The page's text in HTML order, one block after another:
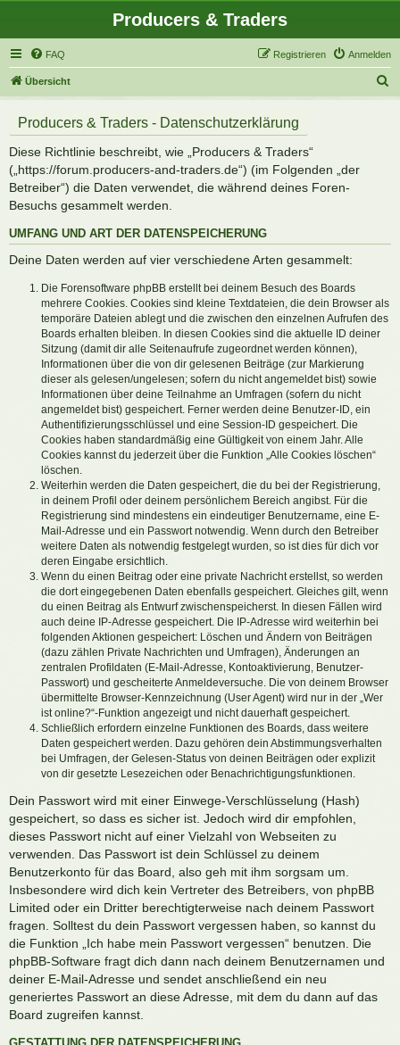
Producers & Traders
FAQ Anmelden
Registrieren
Übersicht
Producers & Traders - Datenschutzerklärung
Diese Richtlinie beschreibt, wie „Producers & Traders“
(„https://forum.producers-and-traders.de“) (im Folgenden „der
Betreiber“) die Daten verwendet, die während deines Foren-
Besuchs gesammelt werden.
UMFANG UND ART DER DATENSPEICHERUNG
Deine Daten werden auf vier verschiedene Arten gesammelt:
Die Forensoftware phpBB erstellt bei deinem Besuch des Boards
mehrere Cookies. Cookies sind kleine Textdateien, die dein Browser als
temporäre Dateien ablegt und die zwischen den einzelnen Aufrufen des
Boards erhalten bleiben. In diesen Cookies sind die aktuelle ID deiner
Sitzung (damit dir alle Seitenaufrufe zugeordnet werden können),
Informationen über die von dir gelesenen Beiträge (zur Markierung
dieser als gelesen/ungelesen; sofern du nicht angemeldet bist) sowie
Informationen über deine Teilnahme an Umfragen (sofern du nicht
angemeldet bist) gespeichert. Ferner werden deine Benutzer-ID, ein
Authentifizierungsschlüssel und eine Session-ID gespeichert. Die
Cookies haben standardmäßig eine Gültigkeit von einem Jahr. Alle
Cookies kannst du jederzeit über die Funktion „Alle Cookies löschen“
löschen.
Weiterhin werden die Daten gespeichert, die du bei der Registrierung,
in deinem Profil oder deinem persönlichem Bereich angibst. Für die
Registrierung sind mindestens ein eindeutiger Benutzername, eine E-
Mail-Adresse und ein Passwort notwendig. Wenn durch den Betreiber
weitere Daten als notwendig festgelegt wurden, so ist dies für dich vor
deren Eingabe ersichtlich.
Wenn du einen Beitrag oder eine private Nachricht erstellst, so werden
die dort eingegebenen Daten ebenfalls gespeichert. Gleiches gilt, wenn
du einen Beitrag als Entwurf zwischenspeicherst. In diesen Fällen wird
auch deine IP-Adresse gespeichert. Die IP-Adresse wird weiterhin bei
folgenden Aktionen gespeichert: Löschen und Ändern von Beiträgen
(dazu zählen Private Nachrichten und Umfragen), Änderungen an
zentralen Profildaten (E-Mail-Adresse, Kontoaktivierung, Benutzer-
Passwort) und gescheiterte Anmeldeversuche. Die von deinem Browser
übermittelte Browser-Kennzeichnung (User Agent) wird nur in der „Wer
ist online?“-Funktion angezeigt und nicht dauerhaft gespeichert.
Schließlich erfordern einzelne Funktionen des Boards, dass weitere
Daten gespeichert werden. Dazu gehören dein Abstimmungsverhalten
bei Umfragen, der Gelesen-Status von deinen Beiträgen oder explizit
von dir gesetzte Lesezeichen oder Benachrichtigungsfunktionen.
Dein Passwort wird mit einer Einwege-Verschlüsselung (Hash)
gespeichert, so dass es sicher ist. Jedoch wird dir empfohlen,
dieses Passwort nicht auf einer Vielzahl von Webseiten zu
verwenden. Das Passwort ist dein Schlüssel zu deinem
Benutzerkonto für das Board, also geh mit ihm sorgsam um.
Insbesondere wird dich kein Vertreter des Betreibers, von phpBB
Limited oder ein Dritter berechtigterweise nach deinem Passwort
fragen. Solltest du dein Passwort vergessen haben, so kannst du
die Funktion „Ich habe mein Passwort vergessen“ benutzen. Die
phpBB-Software fragt dich dann nach deinem Benutzernamen und
deiner E-Mail-Adresse und sendet anschließend ein neu
generiertes Passwort an diese Adresse, mit dem du dann auf das
Board zugreifen kannst.